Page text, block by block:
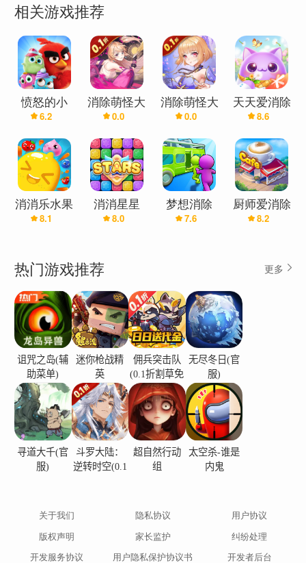
- 制定每一步的策略，这样你就不会卡住了
- 有不止一种方法可以解决这个难题。如果您遇到困
难，可以再添加一个分支以使游戏更轻松
- 尝试对所有鸟类进行分类，使它们飞走
相关游戏推荐
愤怒的小
鸟：消除赛
6.2
消除萌怪大
作战(0.1折)
0.0
消除萌怪大
作战(0.1折
免费版)
0.0
天天爱消除
8.6
消消乐水果
消除
8.1
消消星星
乐：最新
8.0
梦想消除
7.6
厨师爱消除
8.2
热门游戏推荐 更多
诅咒之岛(辅
助菜单)
迷你枪战精
英
佣兵突击队
(0.1折割草免
费版)
无尽冬日(官
服)
寻道大千(官
服)
斗罗大陆：
逆转时空(0.1
超自然行动
组
太空杀-谁是
内鬼
关于我们 隐私协议
用户协议
版权声明
家长监护
纠纷处理
开发服务协议
用户隐私保护协议书 开发者后台